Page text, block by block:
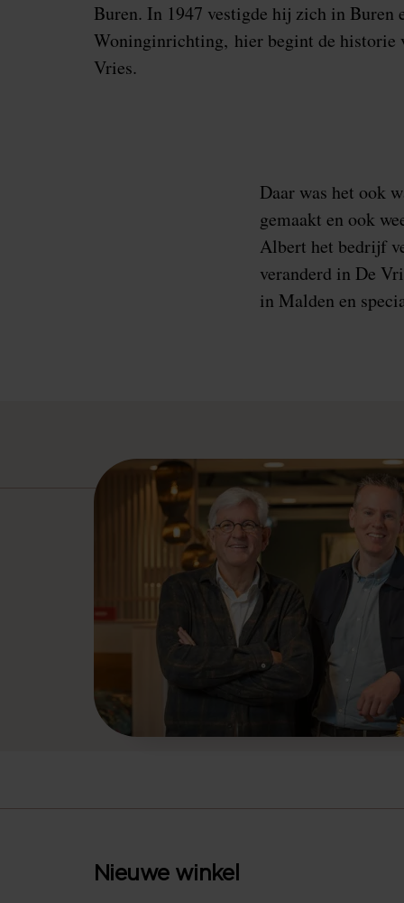
Buren. In 1947 vestigde hij zich in Buren
Woninginrichting, hier begint de historie
Vries.
Daar was het ook
gemaakt en ook
Albert het bedrijf
veranderd in De
in Malden en
Nieuwe winkel